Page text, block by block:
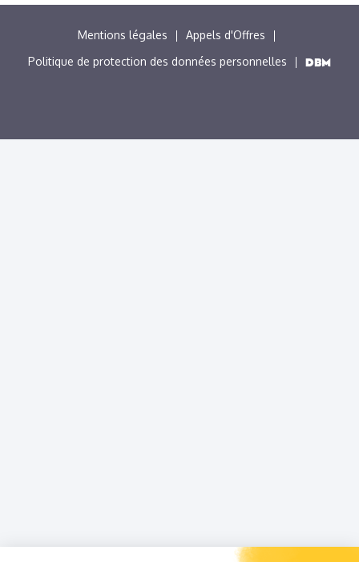
MENU
PIED
Mentions légales
Appels d'Offres
Politique de protection des données personnelles